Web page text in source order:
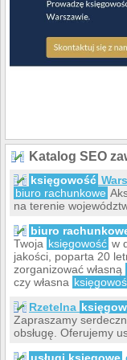
Katalog SEO
księgowość
biuro rachunkowe
na terenie
biuro
Twoja księgowość w
jakości, poparta 20
zorganizować własną
czy własna
Rzetelna
Zapraszamy
obsługę. Oferujemy